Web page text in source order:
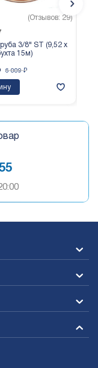
3/8" ST (9,52 х
15м)
(Отзывов: 29)
6 009 ₽